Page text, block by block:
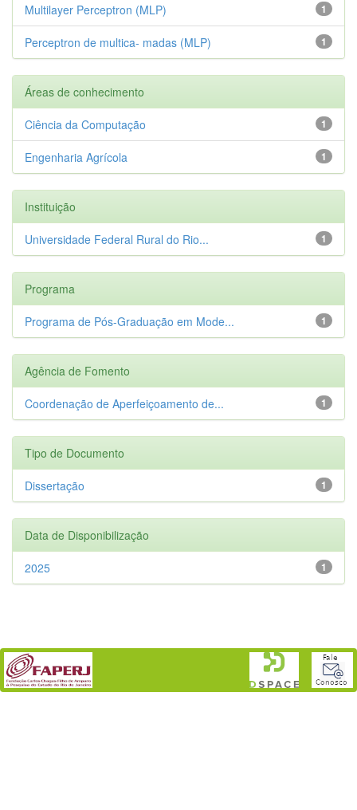
1
Multilayer Perceptron (MLP)
1
Perceptron de multica- madas (MLP)
Áreas de conhecimento
1
Ciência da Computação
1
Engenharia Agrícola
Instituição
1
Universidade Federal Rural do Rio...
Programa
1
Programa de Pós-Graduação em Mode...
Agência de Fomento
1
Coordenação de Aperfeiçoamento de...
Tipo de Documento
1
Dissertação
Data de Disponibilização
1
2025